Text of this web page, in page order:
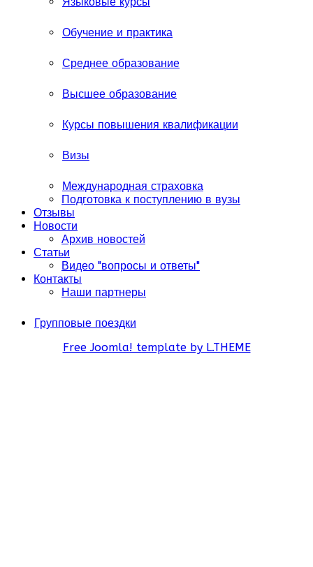
Обучение и практика
Среднее образование
Высшее образование
Курсы повышения квалификации
Визы
Международная страховка
Подготовка к поступлению в вузы
Отзывы
Новости
Архив новостей
Статьи
Видео "вопросы и ответы"
Контакты
Наши партнеры
Групповые поездки
Free Joomla! template by L.THEME